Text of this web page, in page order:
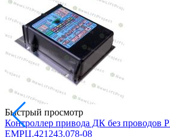
Быстрый просмотр
Контроллер привода ДК без проводов
ЕМРЦ.421243.078-08